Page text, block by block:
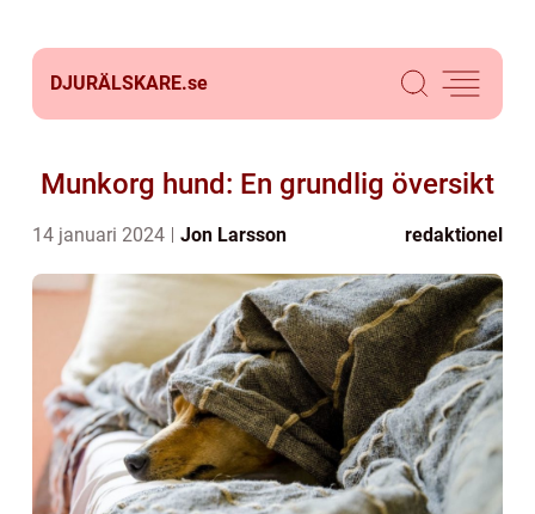
DJURÄLSKARE.se
Munkorg hund: En grundlig översikt
14 januari 2024 Jon Larsson redaktionel